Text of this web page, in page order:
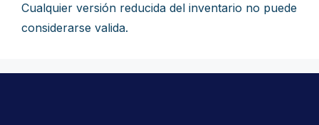
Cualquier versión reducida del inventario no puede
considerarse valida.